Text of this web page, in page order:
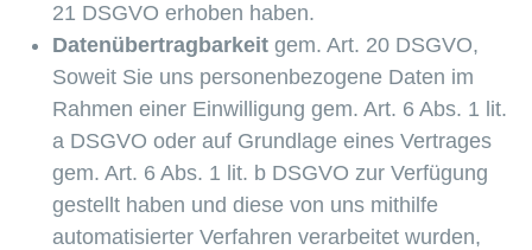
21 DSGVO erhoben haben.
Datenübertragbarkeit gem. Art. 20 DSGVO,
Soweit Sie uns personenbezogene Daten im
Rahmen einer Einwilligung gem. Art. 6 Abs. 1 lit.
a DSGVO oder auf Grundlage eines Vertrages
gem. Art. 6 Abs. 1 lit. b DSGVO zur Verfügung
gestellt haben und diese von uns mithilfe
automatisierter Verfahren verarbeitet wurden,